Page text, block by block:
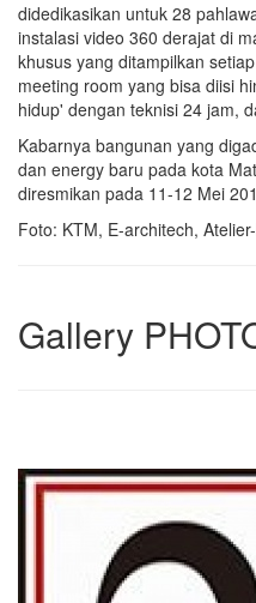
didedikasikan untuk 28
instalasi video 360 derajat di
khusus yang ditampilkan
meeting room yang bisa diisi
hidup' dengan teknisi 24 jam,
Kabarnya bangunan yang
dan energy baru pada kota
diresmikan pada 11-12 Mei
Foto: KTM, E-architech,
Gallery